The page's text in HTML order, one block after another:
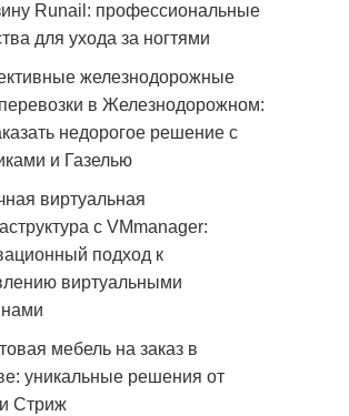
Runail: профессиональные
для ухода за ногтями
железнодорожные
в Железнодорожном:
недорогое решение с
и Газелью
виртуальная
с VMmanager:
подход к
виртуальными
мебель на заказ в
уникальные решения от
Стриж